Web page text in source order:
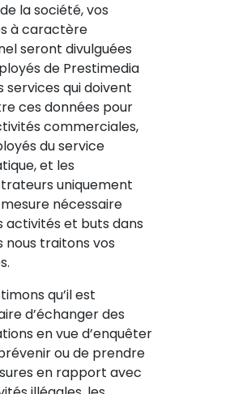
la société, vos
à caractère
seront divulguées
de Prestimedia
services qui doivent
ces données pour
commerciales,
du service
et les
uniquement
nécessaire
activités et buts dans
nous traitons vos
qu’il est
d’échanger des
en vue d’enquêter
ou de prendre
en rapport avec